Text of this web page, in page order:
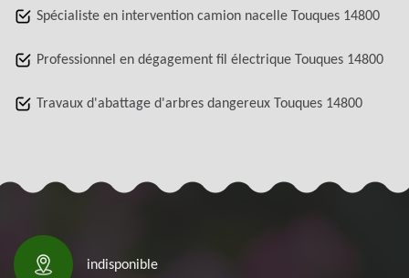
Spécialiste en intervention camion nacelle Touques 14800
Professionnel en dégagement fil électrique Touques 14800
Travaux d'abattage d'arbres dangereux Touques 14800
indisponible